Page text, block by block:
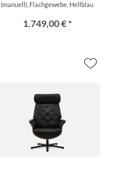
(manuell), Flachgewebe, Hellblau
1.749,00 € *